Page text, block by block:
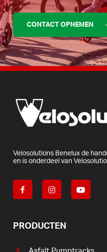
CONTACT OPNEMEN
Velosolutions Benelux de
en is onderdeel van
PRODUCTEN